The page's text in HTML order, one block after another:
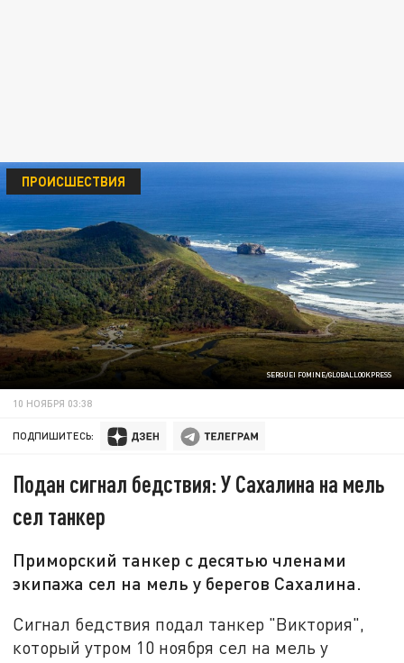
SERGUEI FOMINE/GLOBALLOOKPRESS
ПРОИСШЕСТВИЯ
10 НОЯБРЯ 03:38
ПОДПИШИТЕСЬ:
Подан сигнал бедствия: У Сахалина на мель
сел танкер
Приморский танкер с десятью членами
экипажа сел на мель у берегов Сахалина.
Сигнал бедствия подал танкер "Виктория",
который утром 10 ноября сел на мель у